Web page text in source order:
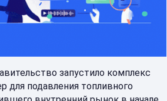
для подавления топливного
внутренний рынок в начале
в РФ: люди перестали